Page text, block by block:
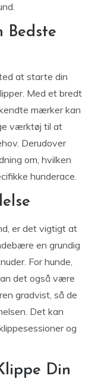
Bedste
at starte din
Med et bredt
mærker kan
værktøj til at
Derudover
om, hvilken
hunderace.
er det vigtigt at
en grundig
For hunde,
det også være
gradvist, så de
Det kan
og
Din